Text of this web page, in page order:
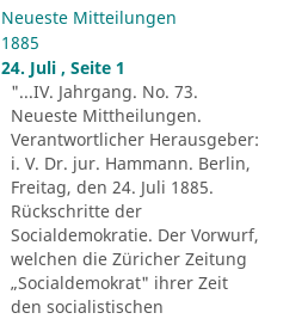
Neueste Mitteilungen
1885
24. Juli , Seite 1
"...IV. Jahrgang. No. 73.
Neueste Mittheilungen.
Verantwortlicher Herausgeber:
i. V. Dr. jur. Hammann. Berlin,
Freitag, den 24. Juli 1885.
Rückschritte der
Socialdemokratie. Der Vorwurf,
welchen die Züricher Zeitung
„Socialdemokrat" ihrer Zeit
den socialistischen